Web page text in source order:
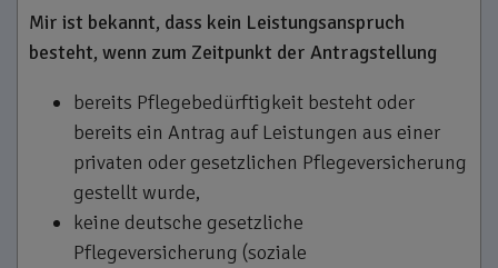
Mir ist bekannt, dass kein Leistungsanspruch
besteht, wenn zum Zeitpunkt der Antragstellung
bereits Pflegebedürftigkeit besteht oder
bereits ein Antrag auf Leistungen aus einer
privaten oder gesetzlichen Pflegeversicherung
gestellt wurde,
keine deutsche gesetzliche
Pflegeversicherung (soziale